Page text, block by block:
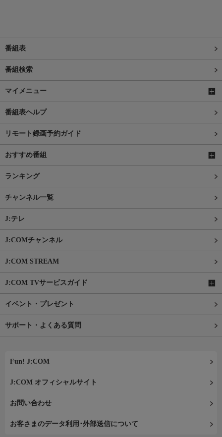
番組表
番組検索
マイメニュー
番組表ヘルプ
リモート録画予約ガイド
おすすめ番組
ランキング
チャンネル一覧
J:テレ
J:COMチャンネル
J:COM STREAM
J:COM TVサービスガイド
イベント・プレゼント
サポート・よくある質問
Fun! J:COM
J:COM オフィシャルサイト
お問い合わせ
お客さまのデータ利用･外部送信について